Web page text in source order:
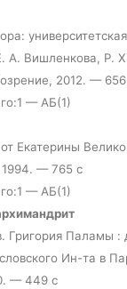
А. Вишленкова, Р.
2012. —
— АБ(1)
от Екатерины
— 765 с
— АБ(1)
Григория Паламы :
Ин-та в
— 449 с